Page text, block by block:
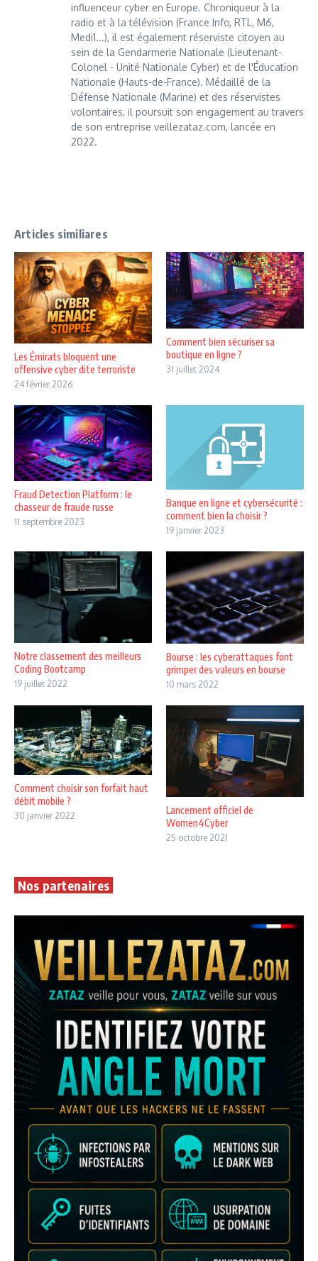
influenceur cyber en Europe. Chroniqueur à la
radio et à la télévision (France Info, RTL, M6,
Medi1...), il est également réserviste citoyen au
sein de la Gendarmerie Nationale (Lieutenant-
Colonel - Unité Nationale Cyber) et de l'Éducation
Nationale (Hauts-de-France). Médaillé de la
Défense Nationale (Marine) et des réservistes
volontaires, il poursuit son engagement au travers
de son entreprise veillezataz.com, lancée en
2022.
Articles similiares
Les Émirats bloquent une
offensive cyber dite terroriste
24 février 2026
Comment bien sécuriser sa
boutique en ligne ?
31 juillet 2024
Fraud Detection Platform : le
chasseur de fraude russe
11 septembre 2023
Banque en ligne et cybersécurité :
comment bien la choisir ?
19 janvier 2023
Notre classement des meilleurs
Coding Bootcamp
19 juillet 2022
Bourse : les cyberattaques font
grimper des valeurs en bourse
10 mars 2022
Comment choisir son forfait haut
débit mobile ?
30 janvier 2022
Lancement officiel de
Women4Cyber
25 octobre 2021
Nos partenaires